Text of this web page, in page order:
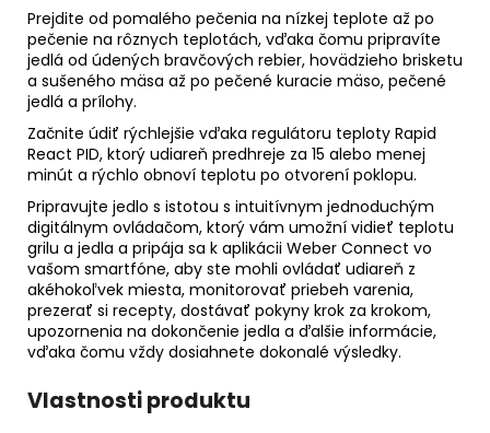
Prejdite od pomalého pečenia na nízkej teplote až po
pečenie na rôznych teplotách, vďaka čomu pripravíte
jedlá od údených bravčových rebier, hovädzieho brisketu
a sušeného mäsa až po pečené kuracie mäso, pečené
jedlá a prílohy.
Začnite údiť rýchlejšie vďaka regulátoru teploty Rapid
React PID, ktorý udiareň predhreje za 15 alebo menej
minút a rýchlo obnoví teplotu po otvorení poklopu.
Pripravujte jedlo s istotou s intuitívnym jednoduchým
digitálnym ovládačom, ktorý vám umožní vidieť teplotu
grilu a jedla a pripája sa k aplikácii Weber Connect vo
vašom smartfóne, aby ste mohli ovládať udiareň z
akéhokoľvek miesta, monitorovať priebeh varenia,
prezerať si recepty, dostávať pokyny krok za krokom,
upozornenia na dokončenie jedla a ďalšie informácie,
vďaka čomu vždy dosiahnete dokonalé výsledky.
Vlastnosti produktu